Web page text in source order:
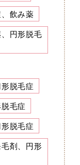
飲み薬
円形脱毛
脱毛症
毛症
脱毛症
剤、円形